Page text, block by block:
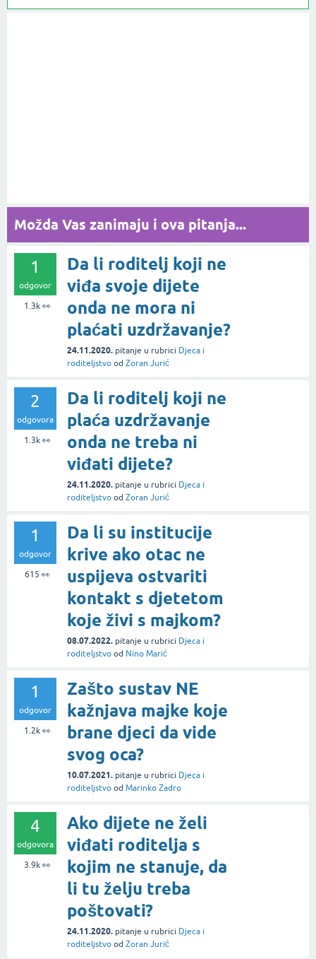
Možda Vas zanimaju i ova pitanja...
1
odgovor
1.3k👀
Da li roditelj koji ne
viđa svoje dijete
onda ne mora ni
plaćati uzdržavanje?
24.11.2020. pitanje u rubrici Djeca i
roditeljstvo od Zoran Jurić
2
odgovora
1.3k👀
Da li roditelj koji ne
plaća uzdržavanje
onda ne treba ni
viđati dijete?
24.11.2020. pitanje u rubrici Djeca i
roditeljstvo od Zoran Jurić
1
odgovor
615 👀
Da li su institucije
krive ako otac ne
uspijeva ostvariti
kontakt s djetetom
koje živi s majkom?
08.07.2022. pitanje u rubrici Djeca i
roditeljstvo od Nino Marić
1
odgovor
1.2k👀
Zašto sustav NE
kažnjava majke koje
brane djeci da vide
svog oca?
10.07.2021. pitanje u rubrici Djeca i
roditeljstvo od Marinko Zadro
4
odgovora
3.9k👀
Ako dijete ne želi
viđati roditelja s
kojim ne stanuje, da
li tu želju treba
poštovati?
24.11.2020. pitanje u rubrici Djeca i
roditeljstvo od Zoran Jurić